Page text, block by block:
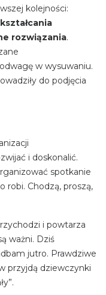
kolejności:
rozwiązania.
w wysuwaniu.
do podjęcia
i doskonalić.
spotkanie
robi. Chodzą, proszą,
i powtarza
ważni. Dziś
jutro. Prawdziwe
przyjdą dziewczynki